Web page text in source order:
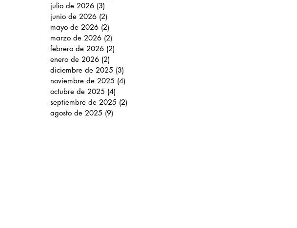
julio de 2026 (3)
junio de 2026 (2)
mayo de 2026 (2)
marzo de 2026 (2)
febrero de 2026 (2)
enero de 2026 (2)
diciembre de 2025 (3)
noviembre de 2025 (4)
octubre de 2025 (4)
septiembre de 2025 (2)
agosto de 2025 (9)